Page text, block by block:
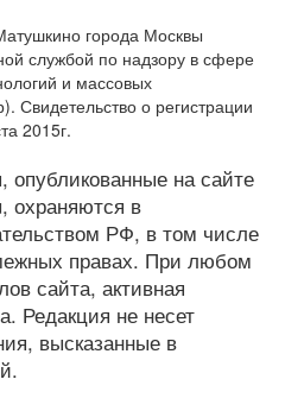
города Москвы
службой по надзору в сфере
и массовых
Свидетельство о регистрации
2015г.
на сайте
охраняются в
РФ, в том числе
правах. При любом
сайта, активная
Редакция не несет
высказанные в